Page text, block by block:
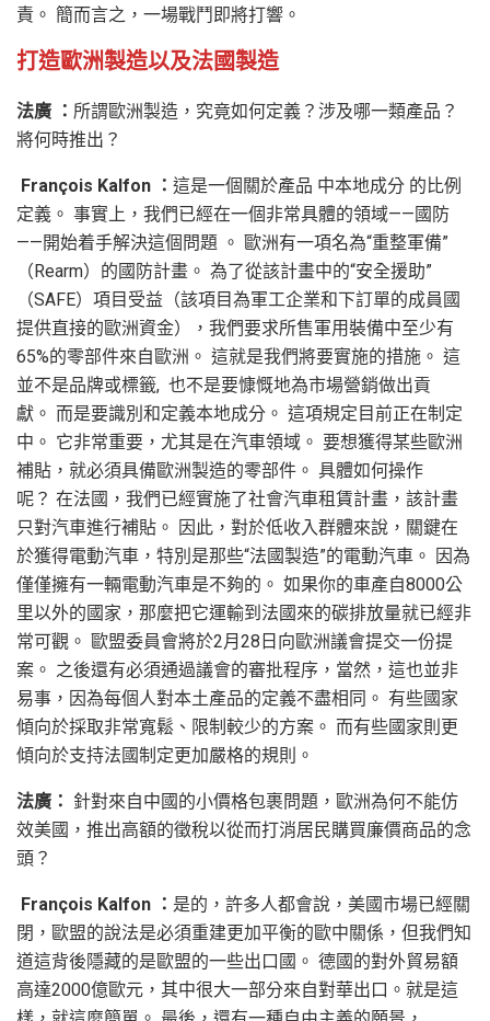
責。 簡而言之，一場戰鬥即將打響。
打造歐洲製造以及法國製造
法廣 ： 所謂歐洲製造，究竟如何定義？涉及哪一類產品？
將何時推出？
François Kalfon ： 這是一個關於產品 中本地成分 的比例
定義。 事實上，我們已經在一個非常具體的領域——國防
——開始着手解決這個問題 。 歐洲有一項名為“重整軍備”
（Rearm）的國防計畫。 為了從該計畫中的“安全援助”
（SAFE）項目受益（該項目為軍工企業和下訂單的成員國
提供直接的歐洲資金），我們要求所售軍用裝備中至少有
65%的零部件來自歐洲。 這就是我們將要實施的措施。 這
並不是品牌或標籤, 也不是要慷慨地為市場營銷做出貢
獻。 而是要識別和定義本地成分。 這項規定目前正在制定
中。 它非常重要，尤其是在汽車領域。 要想獲得某些歐洲
補貼，就必須具備歐洲製造的零部件。 具體如何操作
呢？ 在法國，我們已經實施了社會汽車租賃計畫，該計畫
只對汽車進行補貼。 因此，對於低收入群體來說，關鍵在
於獲得電動汽車，特別是那些“法國製造”的電動汽車。 因為
僅僅擁有一輛電動汽車是不夠的。 如果你的車產自8000公
里以外的國家，那麼把它運輸到法國來的碳排放量就已經非
常可觀。 歐盟委員會將於2月28日向歐洲議會提交一份提
案。 之後還有必須通過議會的審批程序，當然，這也並非
易事，因為每個人對本土產品的定義不盡相同。 有些國家
傾向於採取非常寬鬆、限制較少的方案。 而有些國家則更
傾向於支持法國制定更加嚴格的規則。
法廣： 針對來自中國的小價格包裹問題，歐洲為何不能仿
效美國，推出高額的徵稅以從而打消居民購買廉價商品的念
頭？
François Kalfon ： 是的，許多人都會說，美國市場已經關
閉，歐盟的說法是必須重建更加平衡的歐中關係，但我們知
道這背後隱藏的是歐盟的一些出口國。 德國的對外貿易額
高達2000億歐元，其中很大一部分來自對華出口。就是這